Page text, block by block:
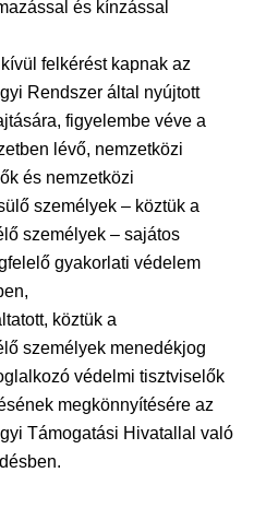
és kínzással
felkérést kapnak az
Rendszer által nyújtott
figyelembe véve a
lévő, nemzetközi
és nemzetközi
személyek – köztük a
személyek – sajátos
gyakorlati védelem
köztük a
személyek menedékjog
védelmi tisztviselők
megkönnyítésére az
Támogatási Hivatallal való